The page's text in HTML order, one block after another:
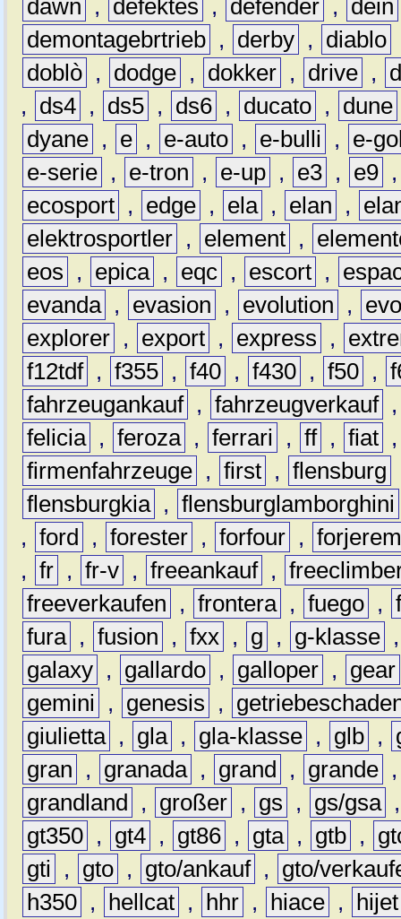
dawn , defektes , defender , dein
demontagebrtrieb , derby , diablo
doblò , dodge , dokker , drive ,
,
ds4 , ds5 , ds6 , ducato , dune
dyane , e , e-auto , e-bulli ,
e-
e-serie , e-tron , e-up , e3 , e9
ecosport , edge , ela , elan ,
elektrosportler , element ,
eos
, epica , eqc , escort ,
evanda , evasion , evolution ,
explorer , export , express ,
f12tdf , f355 , f40 , f430 , f50 ,
fahrzeugankauf , fahrzeugverkauf
felicia , feroza , ferrari , ff , fiat
firmenfahrzeuge , first , flensburg
flensburgkia , flensburglamborghini
, ford , forester , forfour ,
, fr , fr-v , freeankauf ,
freeverkaufen
, frontera , fuego ,
fura , fusion , fxx , g , g-klasse
galaxy , gallardo , galloper ,
gear
gemini
, genesis ,
giulietta , gla , gla-klasse , glb ,
gran
, granada , grand , grande
grandland
, großer , gs , gs/gsa
gt350 , gt4 , gt86 , gta , gtb ,
gti
, gto , gto/ankauf ,
gto/
h350 , hellcat , hhr , hiace ,
hijet